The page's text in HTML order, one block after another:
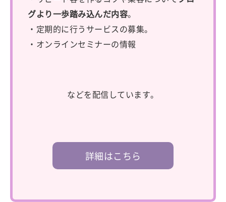
グより一歩踏み込んだ内容。
・定期的に行うサービスの募集。
・オンラインセミナーの情報
などを配信しています。
詳細はこちら